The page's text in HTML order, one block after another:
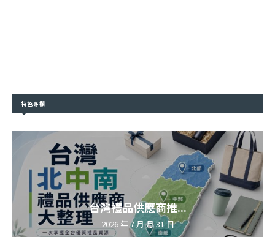
特色專欄
台灣禮品供應商推...
2026 年 7 月 月 31 日